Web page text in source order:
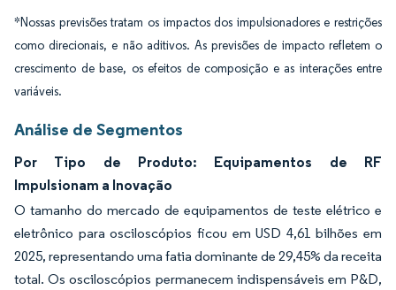
*Nossas previsões tratam os impactos dos impulsionadores e restrições
como direcionais, e não aditivos. As previsões de impacto refletem o
crescimento de base, os efeitos de composição e as interações entre
variáveis.
Análise de Segmentos
Por Tipo de Produto: Equipamentos de RF
Impulsionam a Inovação
O tamanho do mercado de equipamentos de teste elétrico e
eletrônico para osciloscópios ficou em USD 4,61 bilhões em
2025, representando uma fatia dominante de 29,45% da receita
total. Os osciloscópios permanecem indispensáveis em P&D,